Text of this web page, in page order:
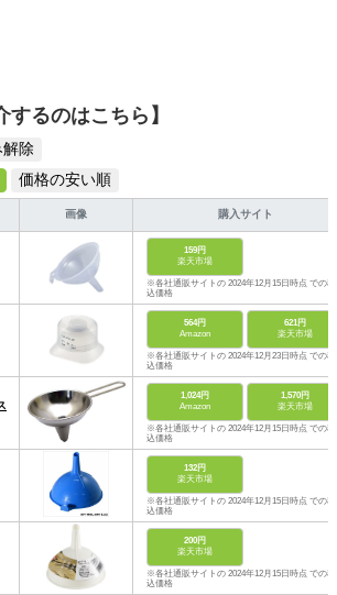
するのはこちら】
除
価格の安い順
画像 購入サイト
159円
楽天市場
※各社通販サイトの 2024年12月15日時点 での税
込価格
564円
Amazon
621円
楽天市場
※各社通販サイトの 2024年12月23日時点 での税
込価格
1,024円
Amazon
1,570円
楽天市場
※各社通販サイトの 2024年12月15日時点 での税
込価格
132円
楽天市場
※各社通販サイトの 2024年12月15日時点 での税
込価格
200円
楽天市場
※各社通販サイトの 2024年12月15日時点 での税
込価格